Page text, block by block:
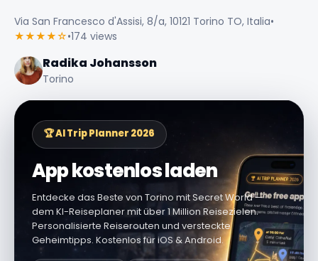
Via San Francesco d'Assisi, 8/a, 10121 Torino TO, Italia•
★★★★☆•174 views
Radika Johansson
Torino
🏆 AI Trip Planner 2026
App kostenlos laden
Entdecke das Beste von Torino mit Secret World —
dem KI-Reiseplaner mit über 1 Million Reisezielen.
Personalisierte Reiserouten und versteckte
Geheimtipps. Kostenlos für iOS & Android.